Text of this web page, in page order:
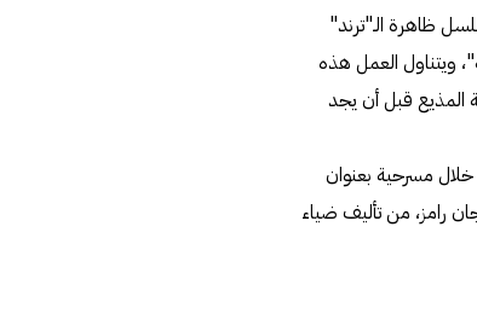
ظاهرة الـ"ترند"
ويتناول العمل هذه
قبل أن يجد
مسرحية بعنوان
رامز، من تأليف ضياء